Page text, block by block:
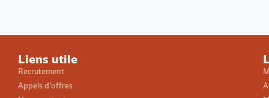
Liens utile
Recrutement
Appels d'offres